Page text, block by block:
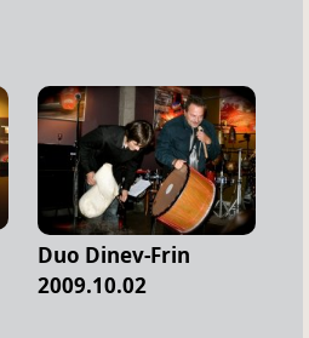
Duo Dinev-Frin
2009.10.02